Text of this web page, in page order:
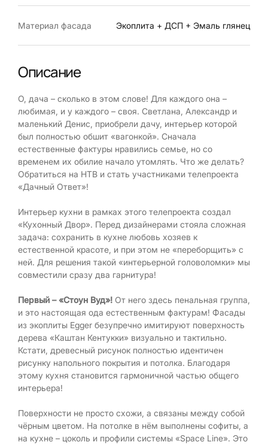
Материал фасада Экоплита + ДСП + Эмаль глянец
Описание
О, дача – сколько в этом слове! Для каждого она –
любимая, и у каждого – своя. Светлана, Александр и
маленький Денис, приобрели дачу, интерьер которой
был полностью обшит «вагонкой». Сначала
естественные фактуры нравились семье, но со
временем их обилие начало утомлять. Что же делать?
Обратиться на НТВ и стать участниками телепроекта
«Дачный Ответ»!
Интерьер кухни в рамках этого телепроекта создал
«Кухонный Двор». Перед дизайнерами стояла сложная
задача: сохранить в кухне любовь хозяев к
естественной красоте, и при этом не «переборщить» с
ней. Для решения такой «интерьерной головоломки» мы
совместили сразу два гарнитура!
Первый – «Стоун Вуд»! От него здесь пенальная группа,
и это настоящая ода естественным фактурам! Фасады
из экоплиты Egger безупречно имитируют поверхность
дерева «Каштан Кентукки» визуально и тактильно.
Кстати, древесный рисунок полностью идентичен
рисунку напольного покрытия и потолка. Благодаря
этому кухня становится гармоничной частью общего
интерьера!
Поверхности не просто схожи, а связаны между собой
чёрным цветом. На потолке в нём выполнены софиты, а
на кухне – цоколь и профили системы «Space Line». Это